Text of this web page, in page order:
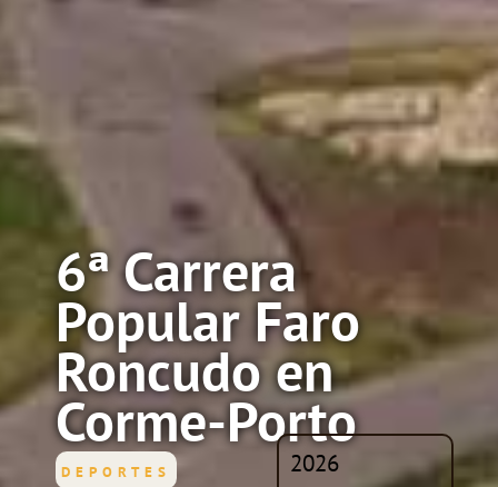
2026
6ª Carrera
Popular Faro
Roncudo en
Corme-Porto
DEPORTES